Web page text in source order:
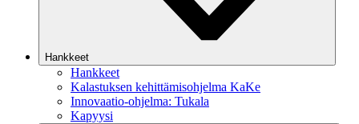
Hankkeet
Hankkeet
Kalastuksen kehittämisohjelma KaKe
Innovaatio-ohjelma: Tukala
Kapyysi